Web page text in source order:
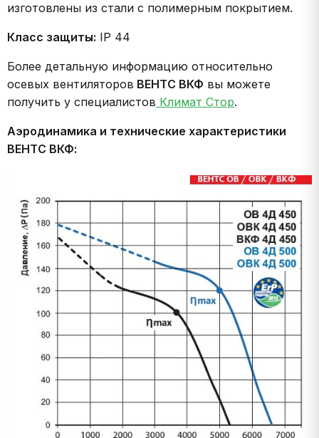
изготовлены из стали с полимерным покрытием.
Класс защиты: IP 44
Более детальную информацию относительно
осевых вентиляторов ВЕНТС ВКФ вы можете
получить у специалистов Климат Стор.
Аэродинамика и технические характеристики
ВЕНТС ВКФ: